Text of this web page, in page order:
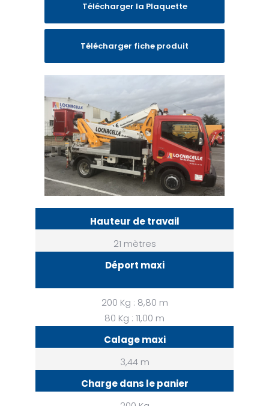
Télécharger la Plaquette
Télécharger fiche produit
Hauteur de travail
21 mètres
Déport maxi
200 Kg : 8,80 m
80 Kg : 11,00 m
Calage maxi
3,44 m
Charge dans le panier